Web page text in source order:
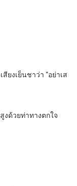
ยงเย็นชาว่า “อย่าเส
งด้วยท่าทางตกใจ